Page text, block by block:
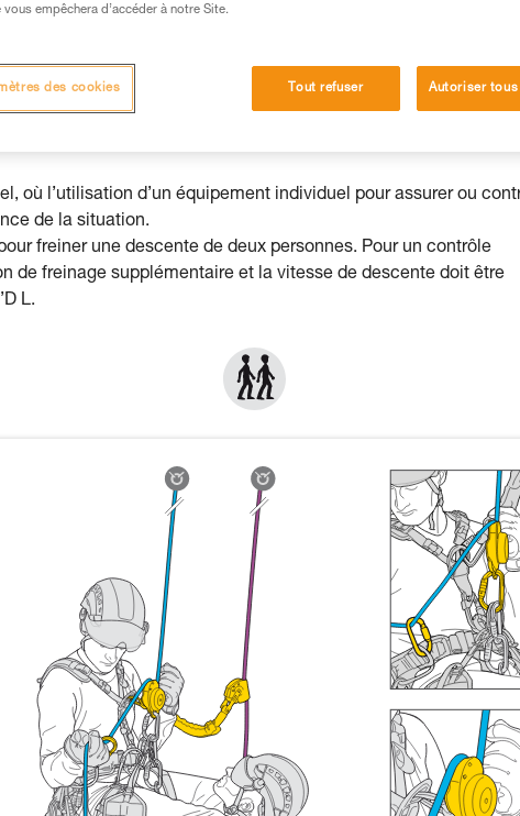
manipulation, seul, en toute sécurité, avant de la
liées à votre activité. Il peut en exister d’autres que
où l’utilisation d’un équipement individuel pour assurer ou
de la situation.
freiner une descente de deux personnes. Pour un contrôle
de freinage supplémentaire et la vitesse de descente doit être
L.
vous empêchera d’accéder à notre Site.
Tout refuser Autoriser
des cookies